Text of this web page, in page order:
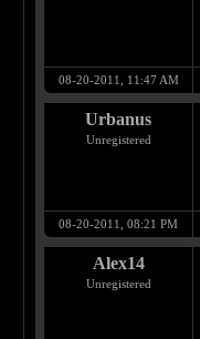
08-20-2011, 11:47 AM
Urbanus
Unregistered
08-20-2011, 08:21 PM
Alex14
Unregistered